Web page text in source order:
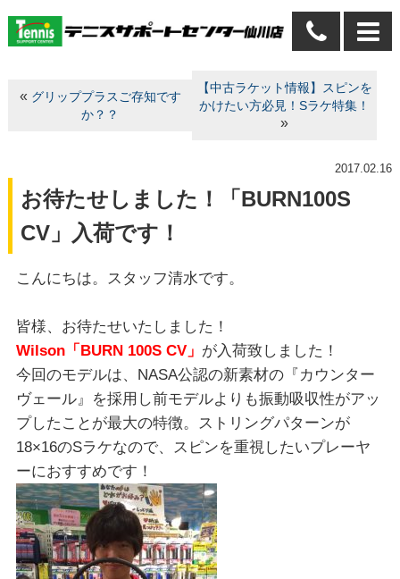
« グリッププラスご存知です
か？？
【中古ラケット情報】スピンを
かけたい方必見！Sラケ特集！
»
2017.02.16
お待たせしました！「BURN100S
CV」入荷です！
こんにちは。スタッフ清水です。
皆様、お待たせいたしました！
Wilson「BURN 100S CV」 が入荷致しました！
今回のモデルは、NASA公認の新素材の『カウンター
ヴェール』を採用し前モデルよりも振動吸収性がアッ
プしたことが最大の特徴。ストリングパターンが
18×16のSラケなので、スピンを重視したいプレーヤ
ーにおすすめです！